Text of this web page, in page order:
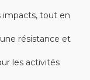
impacts, tout en
résistance et
les activités